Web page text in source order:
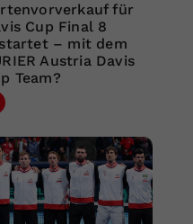
für
Cup Final 8
– mit dem
Austria Davis
Team?